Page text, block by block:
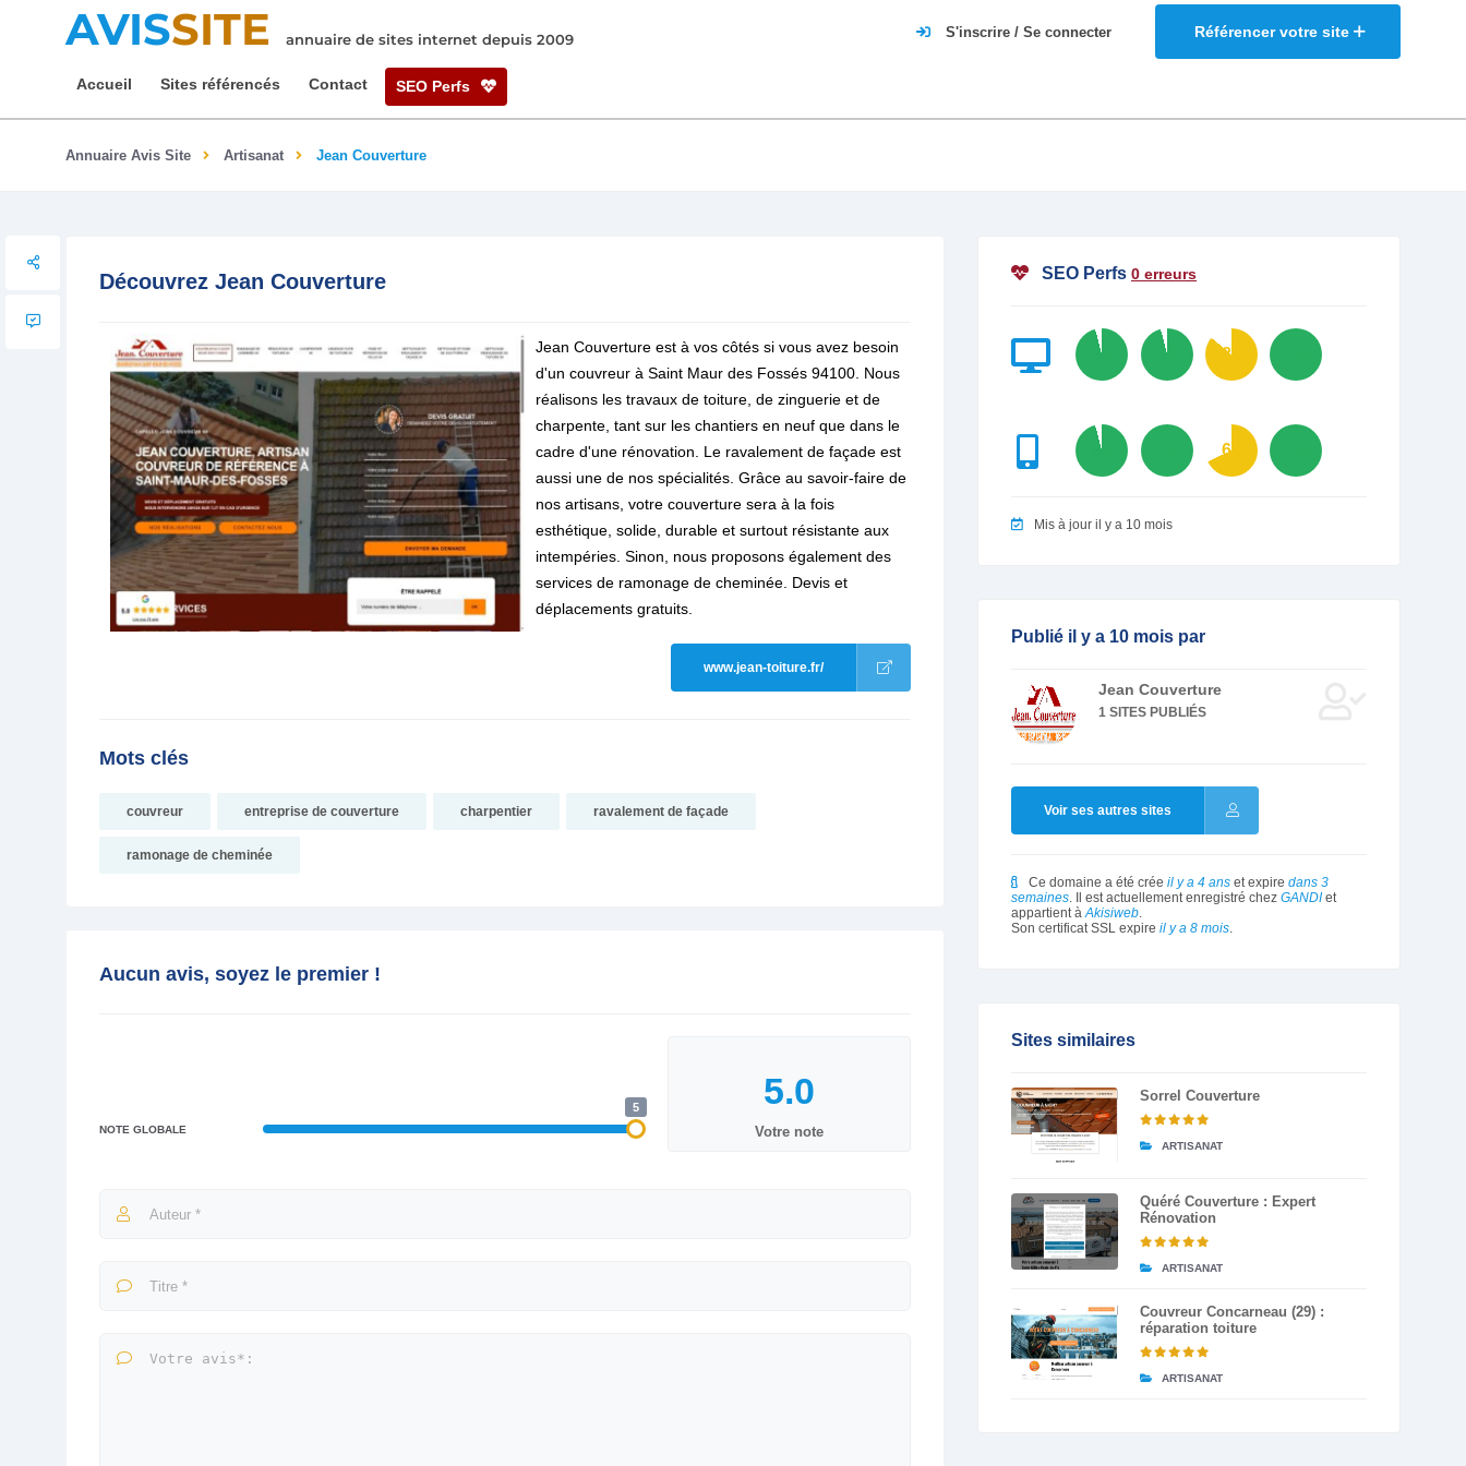
AVISSITE annuaire de sites internet depuis 2009 Référencer votre site
S'inscrire / Se connecter
Accueil Sites référencés Contact SEO Perfs
Annuaire Avis Site Artisanat Jean Couverture
Découvrez Jean Couverture
Jean Couverture est à vos côtés si vous avez besoin
d'un couvreur à Saint Maur des Fossés 94100. Nous
réalisons les travaux de toiture, de zinguerie et de
charpente, tant sur les chantiers en neuf que dans le
cadre d'une rénovation. Le ravalement de façade est
aussi une de nos spécialités. Grâce au savoir-faire de
nos artisans, votre couverture sera à la fois
esthétique, solide, durable et surtout résistante aux
intempéries. Sinon, nous proposons également des
services de ramonage de cheminée. Devis et
déplacements gratuits.
www.jean-toiture.fr/
Mots clés
couvreur entreprise de couverture charpentier ravalement de façade
ramonage de cheminée
Aucun avis, soyez le premier !
NOTE GLOBALE
5
Votre note
SEO Perfs 0 erreurs
96 96 86
96 68
Mis à jour il y a 10 mois
Publié il y a 10 mois par
Jean Couverture
1 SITES PUBLIÉS
Voir ses autres sites
Ce domaine a été crée il y a 4 ans et expire dans 3
semaines. Il est actuellement enregistré chez GANDIet
appartient àAkisiweb.
Son certificat SSL expire il y a 8 mois.
Sites similaires
Sorrel Couverture
ARTISANAT
Quéré Couverture : Expert
Rénovation
ARTISANAT
Couvreur Concarneau (29) :
réparation toiture
ARTISANAT